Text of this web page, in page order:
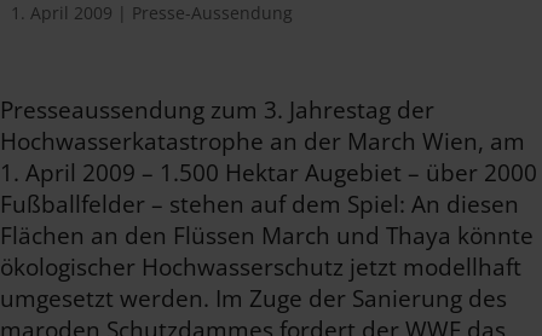
1. April 2009 | Presse-Aussendung
Presseaussendung zum 3. Jahrestag der
Hochwasserkatastrophe an der March Wien, am
1. April 2009 – 1.500 Hektar Augebiet – über 2000
Fußballfelder – stehen auf dem Spiel: An diesen
Flächen an den Flüssen March und Thaya könnte
ökologischer Hochwasserschutz jetzt modellhaft
umgesetzt werden. Im Zuge der Sanierung des